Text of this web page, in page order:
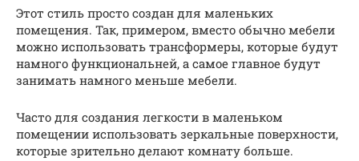
Этот стиль просто создан для маленьких
помещения. Так, примером, вместо обычно мебели
можно использовать трансформеры, которые будут
намного функциональней, а самое главное будут
занимать намного меньше мебели.
Часто для создания легкости в маленьком
помещении использовать зеркальные поверхности,
которые зрительно делают комнату больше.